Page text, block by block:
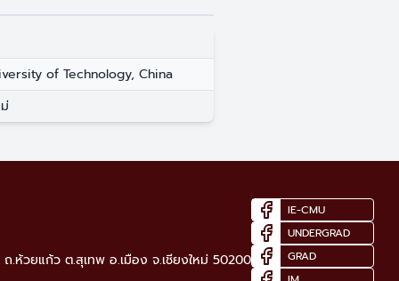
of Technology, China
.ห้วยแก้ว ต.สุเทพ อ.เมือง จ.เชียงใหม่ 50200
IE-CMU
UNDERGRAD
GRAD